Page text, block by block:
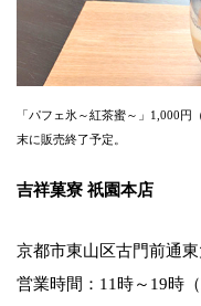
「パフェ氷～紅茶蜜～」1,000
末に販売終了予定。
吉祥菓寮 祇園本店
京都市東山区古門前通
営業時間：11時～19時